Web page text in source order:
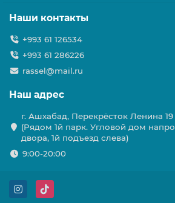
Наши контакты
+993 61 126534
+993 61 286226
rassel@mail.ru
Наш адрес
г. Ашхабад, Перекрёсток Ленина
(Рядом 1й парк. Угловой дом
двора, 1й подъезд слева)
9:00-20:00